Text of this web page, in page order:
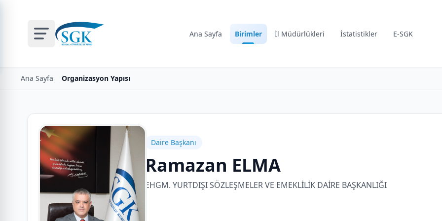
Ana Sayfa Birimler İl Müdürlükleri İstatistikler E-SGK
Ana Sayfa Organizasyon Yapısı
Daire Başkanı
Ramazan ELMA
EHGM. YURTDIŞI SÖZLEŞMELER VE EMEKLİLİK DAİRE BAŞKANLIĞI